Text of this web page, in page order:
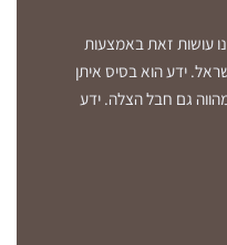
עושות זאת באמצעות
ידע הוא בסיס איתן
גם חבל הצלה. ידע